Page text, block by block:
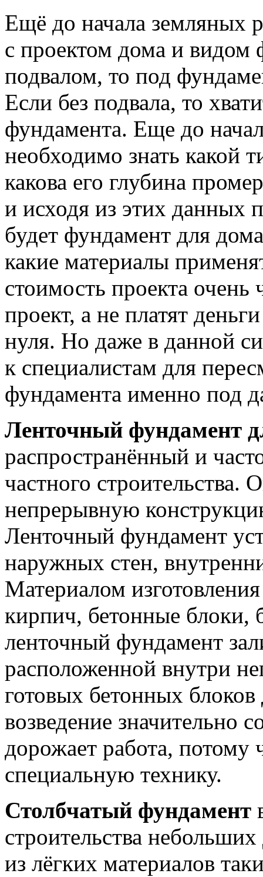
Ещё до начала земляных
с проектом дома и видом
подвалом, то под
Если без подвала, то
фундамента. Еще до
необходимо знать какой
какова его глубина
и исходя из этих данных
будет фундамент для
какие материалы
стоимость проекта
проект, а не платят
нуля. Но даже в данной
к специалистам для
фундамента именно под
Ленточный фундамент
распространённый и
частного строительства.
непрерывную
Ленточный фундамент
наружных стен,
Материалом
кирпич, бетонные блоки,
ленточный фундамент
расположенной внутри
готовых бетонных
возведение значительно
дорожает работа,
специальную технику.
Столбчатый фундамент
строительства
из лёгких материалов